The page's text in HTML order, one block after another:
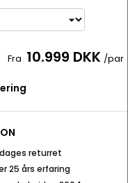
Fra 10.999 DKK /par
returret
25 års erfaring